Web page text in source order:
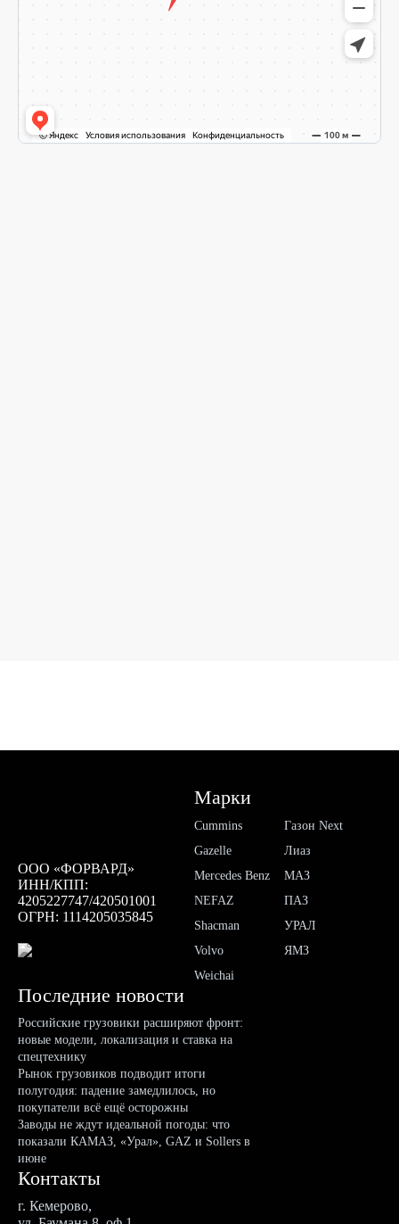
ООО «ФОРВАРД»
ИНН/КПП:
4205227747/420501001
ОГРН: 1114205035845
Марки
Cummins
Gazelle
Mercedes Benz
NEFAZ
Shacman
Volvo
Weichai
Газон Next
Лиаз
МАЗ
ПАЗ
УРАЛ
ЯМЗ
Последние новости
Российские грузовики расширяют фронт:
новые модели, локализация и ставка на
спецтехнику
Рынок грузовиков подводит итоги
полугодия: падение замедлилось, но
покупатели всё ещё осторожны
Заводы не ждут идеальной погоды: что
показали КАМАЗ, «Урал», GAZ и Sollers в
июне
Контакты
г. Кемерово,